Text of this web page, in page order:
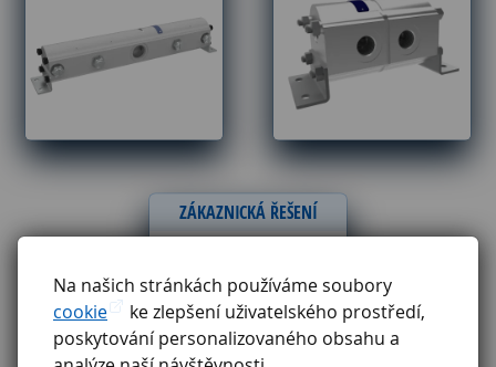
Na našich stránkách používáme soubory
cookie
ke zlepšení uživatelského prostředí,
poskytování personalizovaného obsahu a
ZÁKAZNICKÁ ŘEŠENÍ